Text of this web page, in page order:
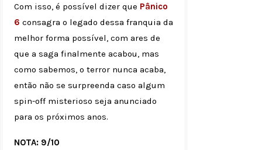
Com isso, é possível dizer que Pânico
6 consagra o legado dessa franquia da
melhor forma possível, com ares de
que a saga finalmente acabou, mas
como sabemos, o terror nunca acaba,
então não se surpreenda caso algum
spin-off misterioso seja anunciado
para os próximos anos.
NOTA: 9/10